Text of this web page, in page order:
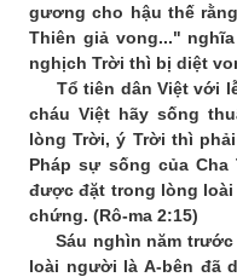
gương cho hậu thế
Thiên giả vong..."
nghịch Trời thì bị diệt
Tổ tiên dân Việt với lễ
cháu Việt hãy sống
lòng Trời, ý Trời thì
Pháp sự sống của
được đặt trong lòng
chứng. (Rô-ma 2:15)
Sáu nghìn năm trước
loài người là A-bên đã